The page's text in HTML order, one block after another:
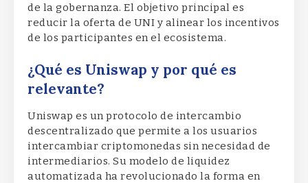
de la gobernanza. El objetivo principal es
reducir la oferta de UNI y alinear los incentivos
de los participantes en el ecosistema.
¿Qué es Uniswap y por qué es
relevante?
Uniswap es un protocolo de intercambio
descentralizado que permite a los usuarios
intercambiar criptomonedas sin necesidad de
intermediarios. Su modelo de liquidez
automatizada ha revolucionado la forma en